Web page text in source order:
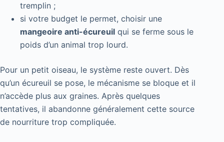
tremplin ;
si votre budget le permet, choisir une
mangeoire anti-écureuil qui se ferme sous le
poids d’un animal trop lourd.
Pour un petit oiseau, le système reste ouvert. Dès
qu’un écureuil se pose, le mécanisme se bloque et il
n’accède plus aux graines. Après quelques
tentatives, il abandonne généralement cette source
de nourriture trop compliquée.